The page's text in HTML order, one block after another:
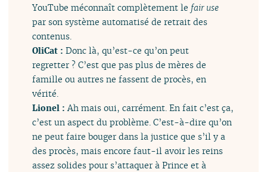
YouTube méconnaît complètement le fair use
par son système automatisé de retrait des
contenus.
OliCat : Donc là, qu’est-ce qu’on peut
regretter ? C’est que pas plus de mères de
famille ou autres ne fassent de procès, en
vérité.
Lionel :Ah mais oui, carrément. En fait c’est ça,
c’est un aspect du problème. C’est-à-dire qu’on
ne peut faire bouger dans la justice que s’il y a
des procès, mais encore faut-il avoir les reins
assez solides pour s’attaquer à Prince et à